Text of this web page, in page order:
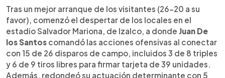
Tras un mejor arranque de los visitantes (26-20 a su
favor), comenzó el despertar de los locales en el
estadio Salvador Mariona, de Izalco, a donde Juan De
los Santos comandó las acciones ofensivas al conectar
con 15 de 26 disparos de campo, incluidos 3 de 8 triples
y 6 de 9 tiros libres para firmar tarjeta de 39 unidades.
Además, redondeó su actuación determinante con 5